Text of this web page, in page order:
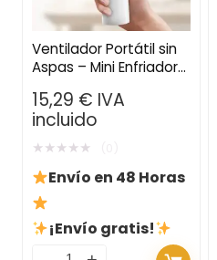
Ventilador Portátil sin
Aspas – Mini Enfriador
USB con 3 Velocidades
15,29 € IVA
incluido
★★★★★
Envío en 48 Horas
¡Envío gratis!